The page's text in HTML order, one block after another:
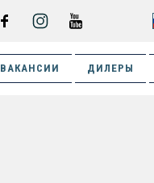
ВАКАНСИИ ДИЛЕРЫ